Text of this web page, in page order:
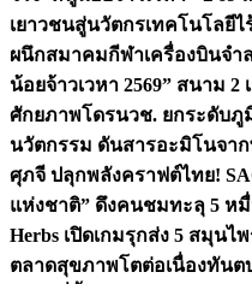
เยาวชนสู่นวัตกรเทคโนโลยี
ผนึกสมาคมกีฬาเครื่องบินจำ
น้อยจ้าวเวหา 2569” สนาม
ศักยภาพโดรนวช. ยกระดับ
นวัตกรรม ดันสารอะมิโนจา
ศุภจี ปลุกพลังคราฟต์ไทย!
แห่งชาติ” ดึงคนชมทะลุ 5 ห
Herbs เปิดเกมรุกส่ง 5 สมุนไ
ตลาดสุขภาพโตต่อเนื่องทันต